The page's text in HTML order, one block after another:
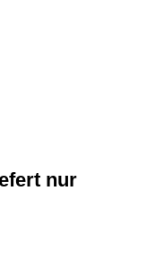
nur